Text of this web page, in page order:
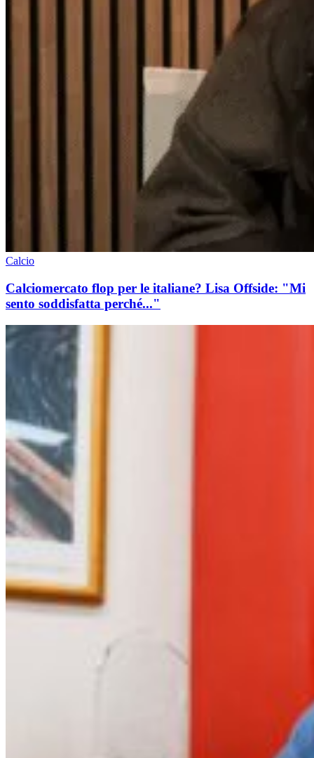
Calcio
Calciomercato flop per le italiane? Lisa Offside: "Mi
sento soddisfatta perché..."